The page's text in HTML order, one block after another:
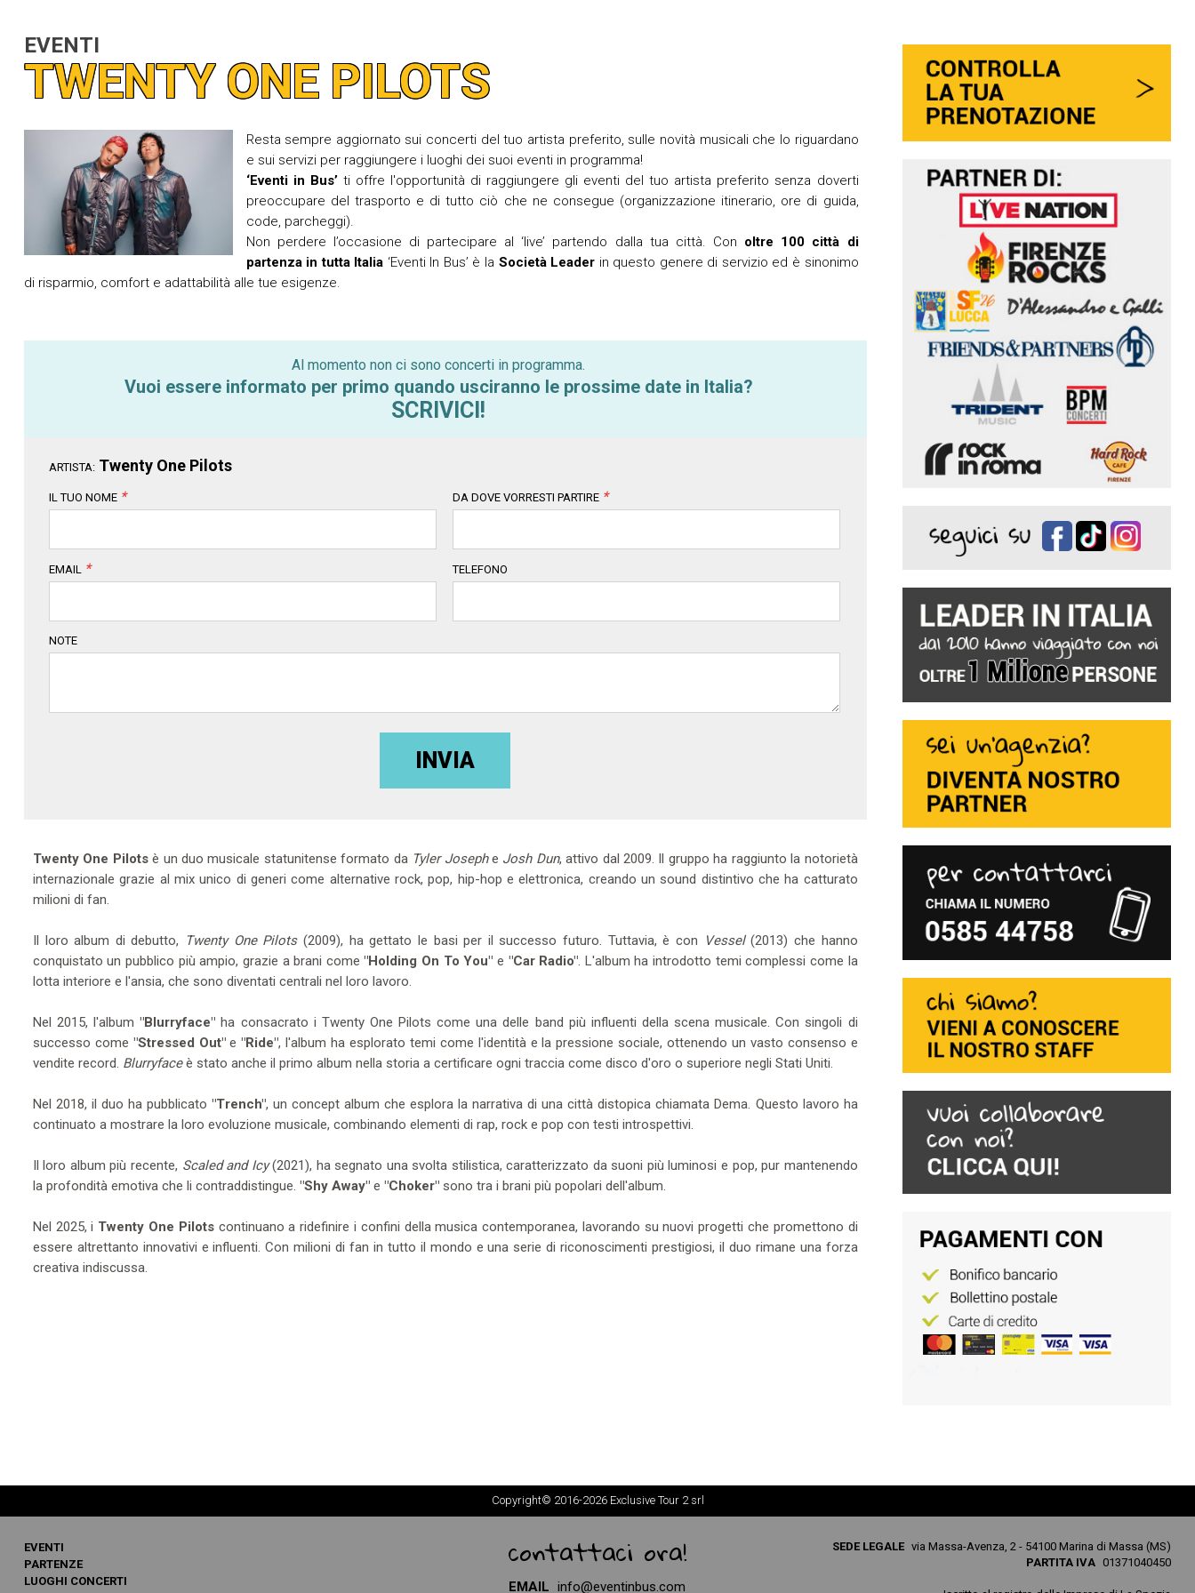
EVENTI
TWENTY ONE PILOTS
Resta sempre aggiornato sui concerti del tuo artista preferito, sulle novità musicali che lo riguardano
e sui servizi per raggiungere i luoghi dei suoi eventi in programma!
‘Eventi in Bus’ti offre l'opportunità di raggiungere gli eventi del tuo artista preferito senza doverti
preoccupare del trasporto e di tutto ciò che ne consegue (organizzazione itinerario, ore di guida,
code, parcheggi).
Non perdere l’occasione di partecipare al ‘live’ partendo dalla tua città. Con oltre 100 città di
partenza in tutta Italia ‘Eventi In Bus’ è la Società Leader in questo genere di servizio ed è sinonimo
di risparmio, comfort e adattabilità alle tue esigenze.
Al momento non ci sono concerti in programma.
Vuoi essere informato per primo quando usciranno le prossime date in Italia?
SCRIVICI!
ARTISTA: Twenty One Pilots
IL TUO NOME * DA DOVE VORRESTI PARTIRE *
EMAIL * TELEFONO
NOTE
INVIA
Twenty One Pilotsè un duo musicale statunitense formato da Tyler Josephe Josh Dun, attivo dal 2009. Il gruppo ha raggiunto la notorietà
internazionale grazie al mix unico di generi come alternative rock, pop, hip-hop e elettronica, creando un sound distintivo che ha catturato
milioni di fan.
Il loro album di debutto, Twenty One Pilots(2009), ha gettato le basi per il successo futuro. Tuttavia, è con Vessel(2013) che hanno
conquistato un pubblico più ampio, grazie a brani come"Holding On To You" e "Car Radio". L'album ha introdotto temi complessi come la
lotta interiore e l'ansia, che sono diventati centrali nel loro lavoro.
Nel 2015, l'album"Blurryface" ha consacrato i Twenty One Pilots come una delle band più influenti della scena musicale. Con singoli di
successo come "Stressed Out"e"Ride", l'album ha esplorato temi come l'identità e la pressione sociale, ottenendo un vasto consenso e
vendite record. Blurryfaceè stato anche il primo album nella storia a certificare ogni traccia come disco d'oro o superiore negli Stati Uniti.
Nel 2018, il duo ha pubblicato"Trench", un concept album che esplora la narrativa di una città distopica chiamata Dema. Questo lavoro ha
continuato a mostrare la loro evoluzione musicale, combinando elementi di rap, rock e pop con testi introspettivi.
Il loro album più recente, Scaled and Icy(2021), ha segnato una svolta stilistica, caratterizzato da suoni più luminosi e pop, pur mantenendo
la profondità emotiva che li contraddistingue. "Shy Away"e "Choker"sono tra i brani più popolari dell'album.
Nel 2025, i Twenty One Pilotscontinuano a ridefinire i confini della musica contemporanea, lavorando su nuovi progetti che promettono di
essere altrettanto innovativi e influenti. Con milioni di fan in tutto il mondo e una serie di riconoscimenti prestigiosi, il duo rimane una forza
creativa indiscussa.
Copyright© 2016-2026 Exclusive Tour 2 srl
EVENTI
PARTENZE
LUOGHI CONCERTI
contattaci ora!
EMAIL info@eventinbus.com
SEDE LEGALE via Massa-Avenza, 2 - 54100 Marina di Massa (MS)
PARTITA IVA 01371040450